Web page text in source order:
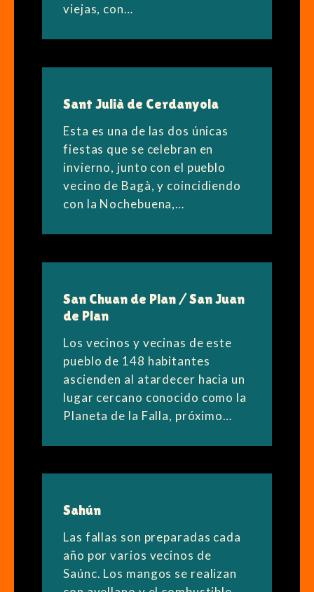
viejas, con…
Sant Julià de Cerdanyola
Esta es una de las dos únicas
fiestas que se celebran en
invierno, junto con el pueblo
vecino de Bagà, y coincidiendo
con la Nochebuena,…
San Chuan de Plan / San Juan
de Plan
Los vecinos y vecinas de este
pueblo de 148 habitantes
ascienden al atardecer hacia un
lugar cercano conocido como la
Planeta de la Falla, próximo…
Sahún
Las fallas son preparadas cada
año por varios vecinos de
Saúnc. Los mangos se realizan